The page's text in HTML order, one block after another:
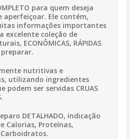
para quem deseja
aperfeiçoar. Ele contém,
informações importantes
excelente coleção de
ECONÔMICAS, RÁPIDAS
preparar.
nutritivas e
utilizando ingredientes
podem ser servidas CRUAS
DETALHADO, indicação
Calorias, Proteínas,